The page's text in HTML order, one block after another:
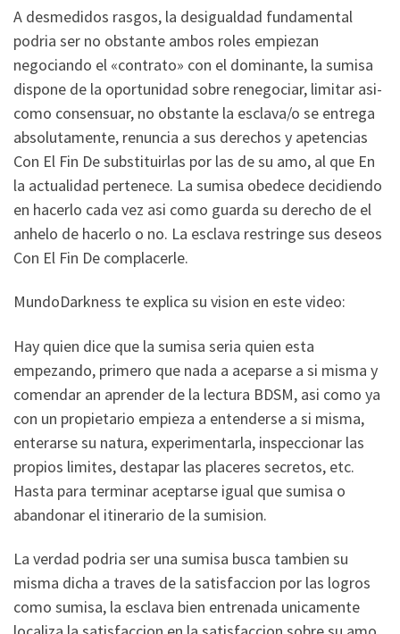
A desmedidos rasgos, la desigualdad fundamental
podri­a ser no obstante ambos roles empiezan
negociando el «contrato» con el dominante, la sumisa
dispone de la oportunidad sobre renegociar, limitar asi­
como consensuar, no obstante la esclava/o se entrega
absolutamente, renuncia a sus derechos y apetencias
Con El Fin De substituirlas por las de su amo, al que En
la actualidad pertenece. La sumisa obedece decidiendo
en hacerlo cada vez asi­ como guarda su derecho de el
anhelo de hacerlo o no. La esclava restringe sus deseos
Con El Fin De complacerle.
MundoDarkness te explica su vision en este video:
Hay quien dice que la sumisa seri­a quien esta
empezando, primero que nada a aceparse a si misma y
comendar an aprender de la lectura BDSM, asi­ como ya
con un propietario empieza a entenderse a si misma,
enterarse su natura, experimentarla, inspeccionar las
propios limites, destapar las placeres secretos, etc.
Hasta para terminar aceptarse igual que sumisa o
abandonar el itinerario de la sumision.
La verdad podri­a ser una sumisa busca tambien su
misma dicha a traves de la satisfaccion por las logros
como sumisa, la esclava bien entrenada unicamente